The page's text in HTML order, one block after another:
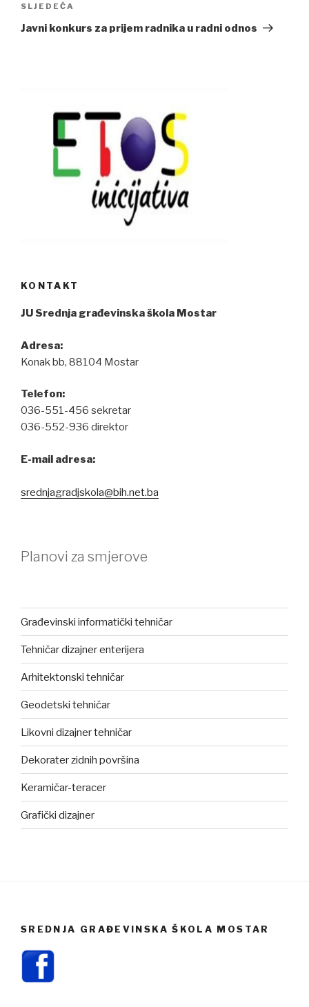
Next
Post
SLJEDEĆA
Javni konkurs za prijem radnika u radni odnos
KONTAKT
JU Srednja građevinska škola Mostar
Adresa:
Konak bb, 88104 Mostar
Telefon:
036-551-456 sekretar
036-552-936 direktor
E-mail adresa:
srednjagradjskola@bih.net.ba
Planovi za smjerove
Građevinski informatički tehničar
Tehničar dizajner enterijera
Arhitektonski tehničar
Geodetski tehničar
Likovni dizajner tehničar
Dekorater zidnih površina
Keramičar-teracer
Grafički dizajner
SREDNJA GRAĐEVINSKA ŠKOLA MOSTAR